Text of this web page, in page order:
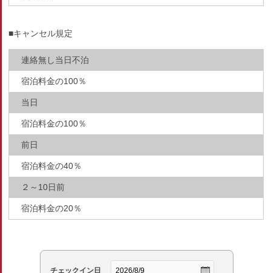
■キャンセル規定
連絡無し当日不泊
宿泊料金の100％
当日
宿泊料金の100％
前日
宿泊料金の40％
２～10日前
宿泊料金の20％
チェックイン日